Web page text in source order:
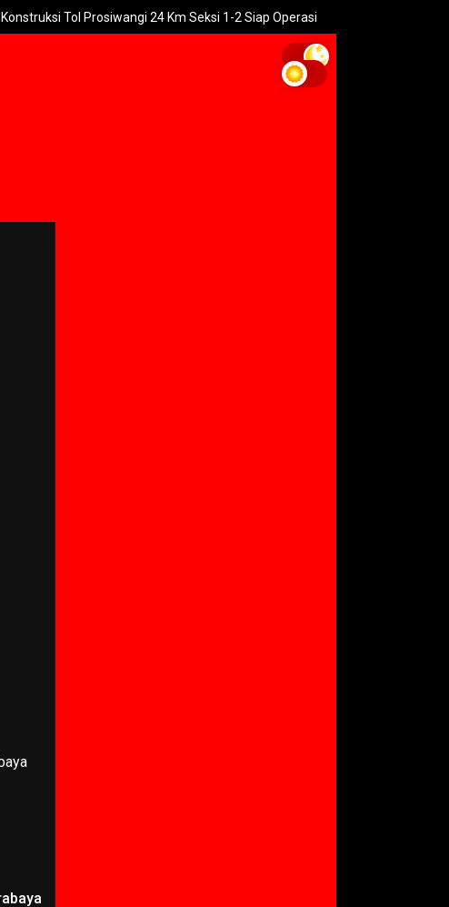
Tol Prosiwangi 24 Km Seksi 1-2 Siap Operasi UNGU Rilis Video